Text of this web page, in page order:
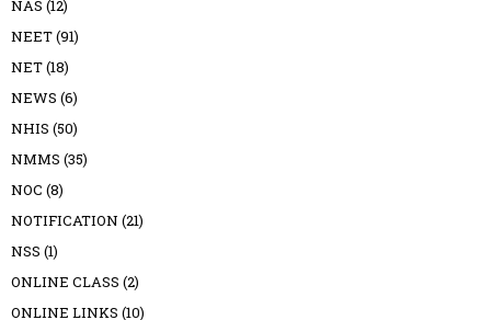
NAS (12)
NEET(91)
NET(18)
NEWS (6)
NHIS (50)
NMMS (35)
NOC (8)
NOTIFICATION (21)
NSS (1)
ONLINE CLASS (2)
ONLINE LINKS (10)